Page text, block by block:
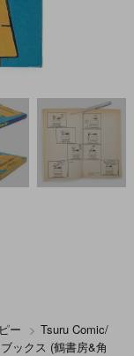
ー > Tsuru Comic/
ックス (鶴書房&角